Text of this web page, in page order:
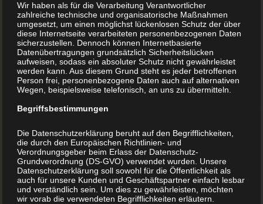
Hier klicken und jetzt
50-Euro-Gutschein
sichern
Wir haben als für die Verarbeitung Verantwortlicher
zahlreiche technische und organisatorische Maßnahmen
umgesetzt, um einen möglichst lückenlosen Schutz der über
diese Internetseite verarbeiteten personenbezogenen Daten
sicherzustellen. Dennoch können Internetbasierte
Datenübertragungen grundsätzlich Sicherheitslücken
aufweisen, sodass ein absoluter Schutz nicht gewährleistet
werden kann. Aus diesem Grund steht es jeder betroffenen
Person frei, personenbezogene Daten auch auf alternativen
Wegen, beispielsweise telefonisch, an uns zu übermitteln.
Begriffsbestimmungen
Die Datenschutzerklärung beruht auf den Begrifflichkeiten,
die durch den Europäischen Richtlinien- und
Verordnungsgeber beim Erlass der Datenschutz-
Grundverordnung (DS-GVO) verwendet wurden. Unsere
Datenschutzerklärung soll sowohl für die Öffentlichkeit als
auch für unsere Kunden und Geschäftspartner einfach lesbar
und verständlich sein. Um dies zu gewährleisten, möchten
wir vorab die verwendeten Begrifflichkeiten erläutern.